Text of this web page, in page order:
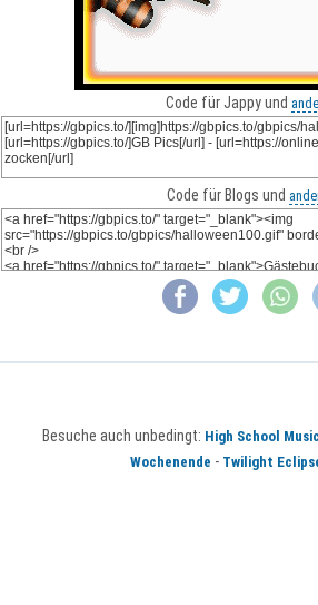
Code für Jappy und
Code für Blogs und
Besuche auch unbedingt: High School
Wochenende - Twilight